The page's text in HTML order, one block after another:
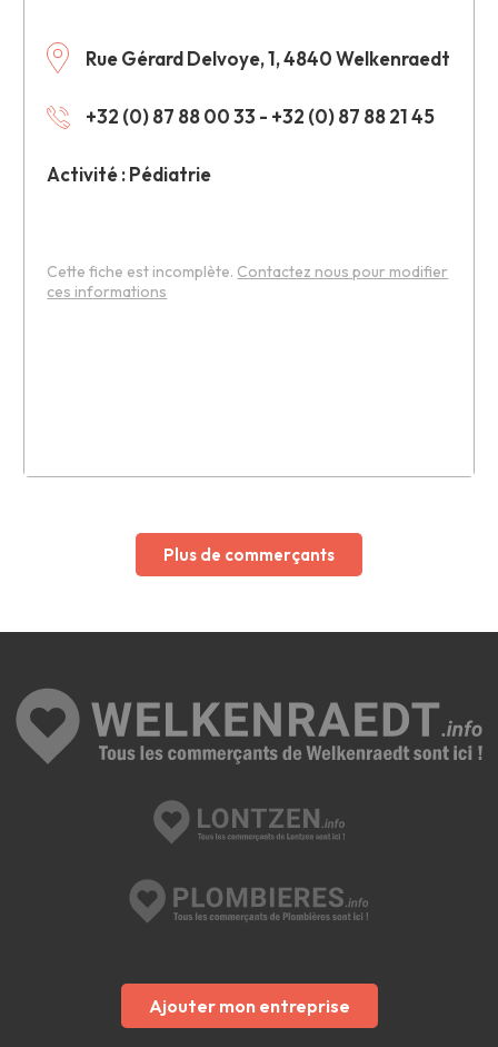
Rue Gérard Delvoye, 1, 4840 Welkenraedt
+32 (0) 87 88 00 33 - +32 (0) 87 88 21 45
Activité : Pédiatrie
Cette fiche est incomplète. Contactez nous pour modifier
ces informations
Plus de commerçants
Ajouter mon entreprise